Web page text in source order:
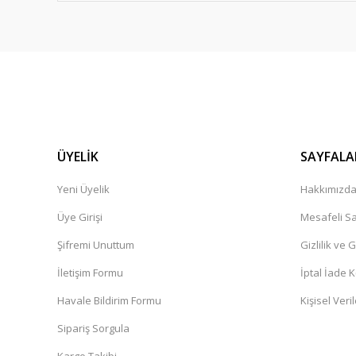
ÜYELİK
Yeni Üyelik
Üye Girişi
Şifremi Unuttum
İletişim Formu
Havale Bildirim Formu
Sipariş Sorgula
Hakkımızda
Mesafeli
Gizlilik ve
İptal İade
Kişisel